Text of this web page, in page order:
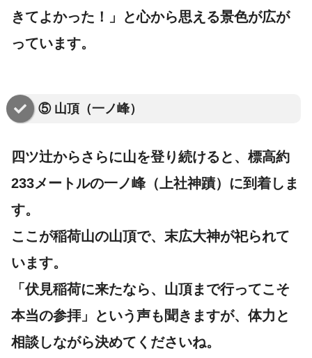
きてよかった！」と心から思える景色が広が
っています。
⑤ 山頂（一ノ峰）
四ツ辻からさらに山を登り続けると、標高約
233メートルの一ノ峰（上社神蹟） に到着しま
す。
ここが稲荷山の山頂で、末広大神が祀られて
います。
「伏見稲荷に来たなら、山頂まで行ってこそ
本当の参拝」という声も聞きますが、体力と
相談しながら決めてくださいね。